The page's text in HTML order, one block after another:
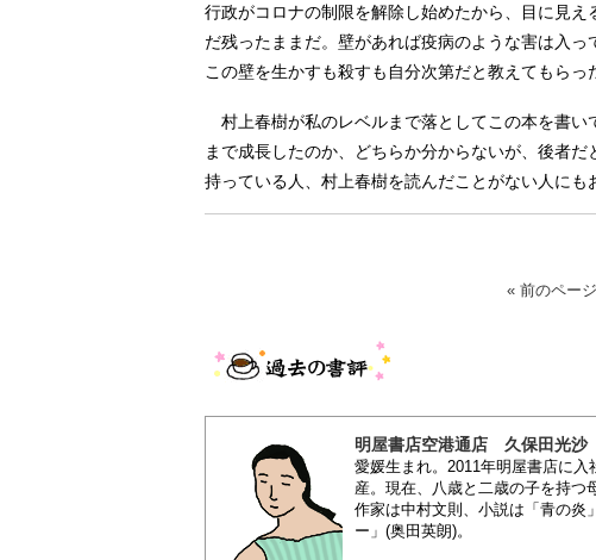
行政がコロナの制限を解除し始めたから、目に見
だ残ったままだ。壁があれば疫病のような害は入っ
この壁を生かすも殺すも自分次第だと教えてもらっ
村上春樹が私のレベルまで落としてこの本を書い
まで成長したのか、どちらか分からないが、後者
持っている人、村上春樹を読んだことがない人にも
« 前のページ
明屋書店空港通店 久保田光沙
愛媛生まれ。2011年明屋書店に
産。現在、八歳と二歳の子を持つ
作家は中村文則、小説は「青の炎
ー」(奥田英朗)。